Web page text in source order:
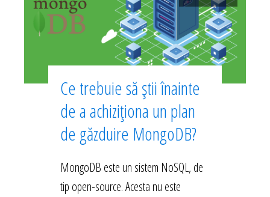
Ce trebuie să știi înainte
de a achiziționa un plan
de găzduire MongoDB?
MongoDB este un sistem NoSQL, de
tip open-source. Acesta nu este